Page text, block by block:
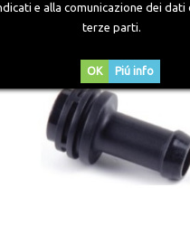
e alla comunicazione dei dati
terze parti.
OK Piú info